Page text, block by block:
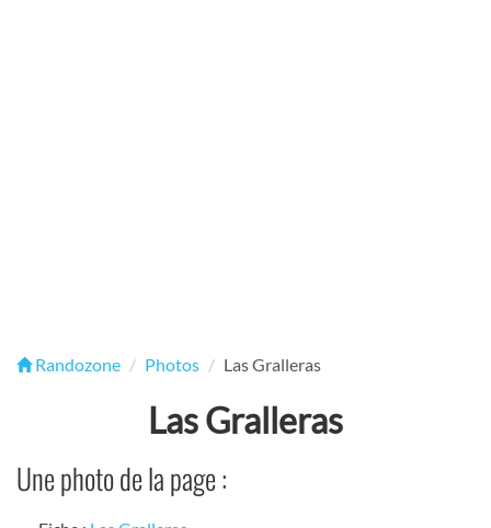
Randozone Photos Las Gralleras
Las Gralleras
Une photo de la page :